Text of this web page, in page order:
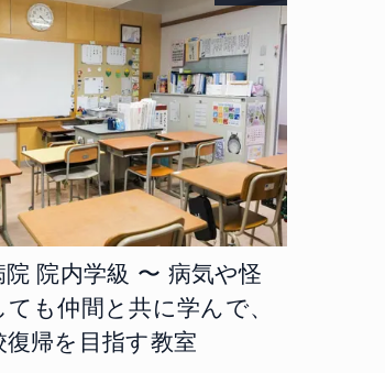
院内学級 〜 病気や怪
も仲間と共に学んで、
復帰を目指す教室